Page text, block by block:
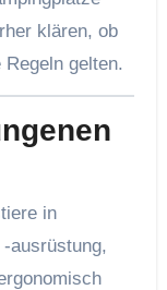
klären, ob
gelten.
in
ausrüstung,